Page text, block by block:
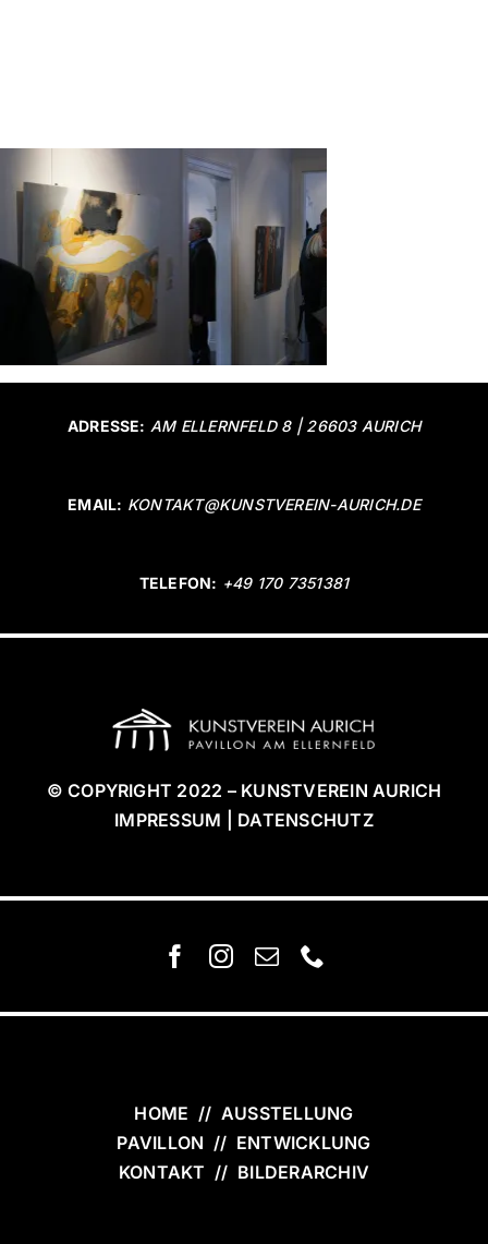
ADRESSE: AM ELLERNFELD 8 | 26603 AURICH
EMAIL: KONTAKT@KUNSTVEREIN-AURICH.DE
TELEFON: +49 170 7351381
© COPYRIGHT 2022 – KUNSTVEREIN AURICH
IMPRESSUM | DATENSCHUTZ
HOME // AUSSTELLUNG
PAVILLON // ENTWICKLUNG
KONTAKT // BILDERARCHIV